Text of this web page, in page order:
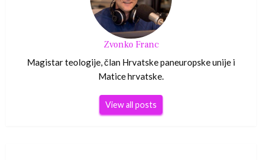
Zvonko Franc
Magistar teologije, član Hrvatske paneuropske unije i
Matice hrvatske.
View all posts